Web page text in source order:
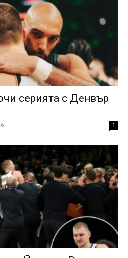
серията с Денвър
1